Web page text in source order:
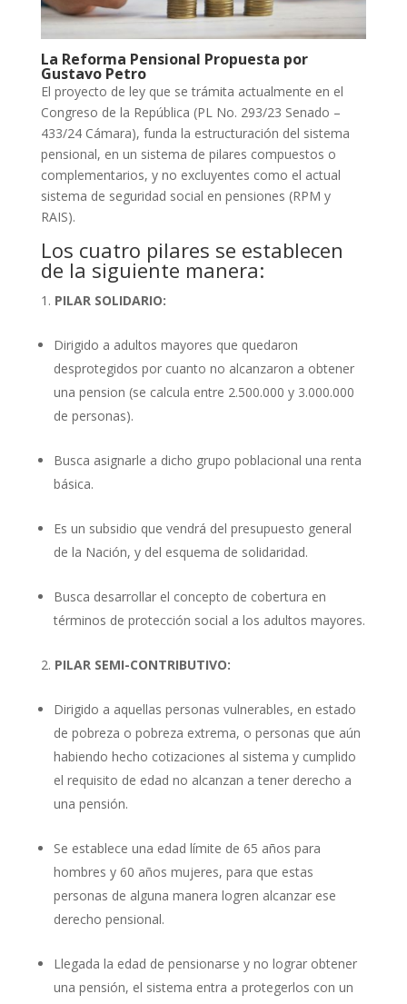
La Reforma Pensional Propuesta por
Gustavo Petro
El proyecto de ley que se trámita actualmente en el
Congreso de la República (PL No. 293/23 Senado –
433/24 Cámara), funda la estructuración del sistema
pensional, en un sistema de pilares compuestos o
complementarios, y no excluyentes como el actual
sistema de seguridad social en pensiones (RPM y
RAIS).
Los cuatro pilares se establecen
de la siguiente manera:
PILAR SOLIDARIO:
Dirigido a adultos mayores que quedaron
desprotegidos por cuanto no alcanzaron a obtener
una pension (se calcula entre 2.500.000 y 3.000.000
de personas).
Busca asignarle a dicho grupo poblacional una renta
básica.
Es un subsidio que vendrá del presupuesto general
de la Nación, y del esquema de solidaridad.
Busca desarrollar el concepto de cobertura en
términos de protección social a los adultos mayores.
PILAR SEMI-CONTRIBUTIVO:
Dirigido a aquellas personas vulnerables, en estado
de pobreza o pobreza extrema, o personas que aún
habiendo hecho cotizaciones al sistema y cumplido
el requisito de edad no alcanzan a tener derecho a
una pensión.
Se establece una edad límite de 65 años para
hombres y 60 años mujeres, para que estas
personas de alguna manera logren alcanzar ese
derecho pensional.
Llegada la edad de pensionarse y no lograr obtener
una pensión, el sistema entra a protegerlos con un